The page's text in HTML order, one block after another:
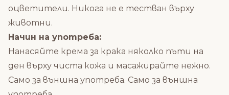
оцветители. Никога не е тестван върху
животни.
Начин на употреба:
Нанасяйте крема за крака няколко пъти на
ден върху чиста кожа и масажирайте нежно.
Само за външна употреба. Само за външна